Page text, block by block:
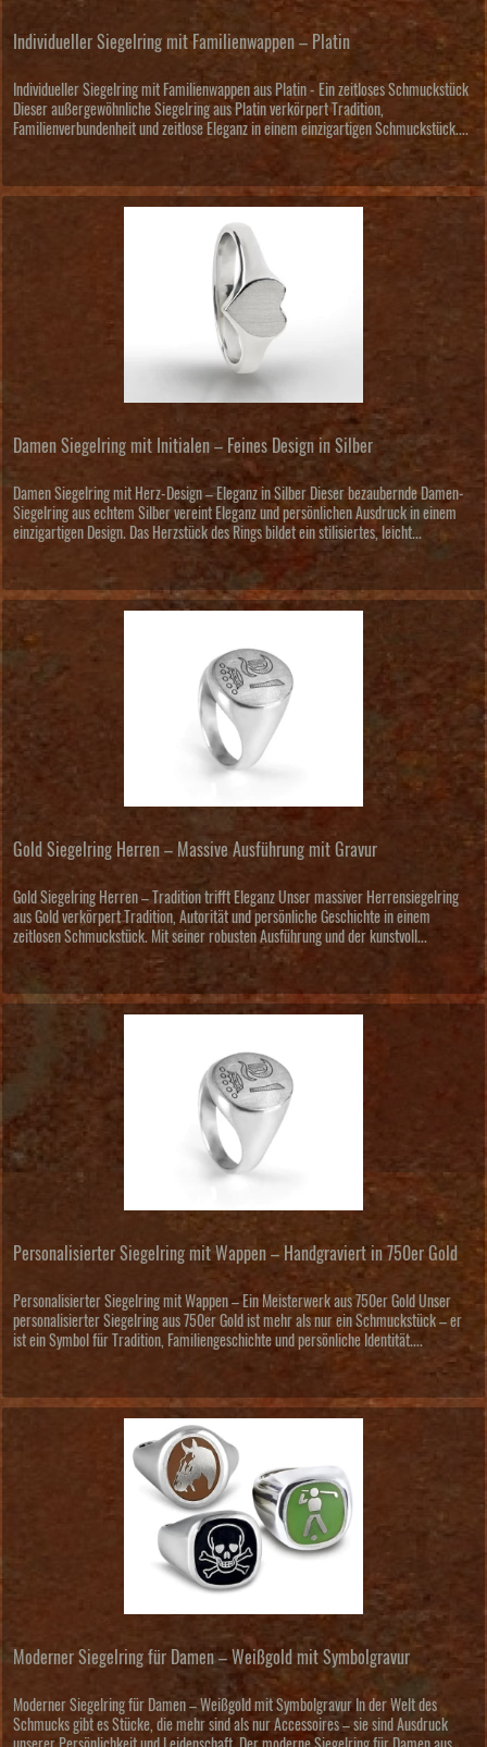
Individueller Siegelring mit Familienwappen – Platin
Individueller Siegelring mit Familienwappen aus Platin - Ein zeitloses Schmuckstück
Dieser außergewöhnliche Siegelring aus Platin verkörpert Tradition,
Familienverbundenheit und zeitlose Eleganz in einem einzigartigen Schmuckstück....
Damen Siegelring mit Initialen – Feines Design in Silber
Damen Siegelring mit Herz-Design – Eleganz in Silber Dieser bezaubernde Damen-
Siegelring aus echtem Silber vereint Eleganz und persönlichen Ausdruck in einem
einzigartigen Design. Das Herzstück des Rings bildet ein stilisiertes, leicht...
Gold Siegelring Herren – Massive Ausführung mit Gravur
Gold Siegelring Herren – Tradition trifft Eleganz Unser massiver Herrensiegelring
aus Gold verkörpert Tradition, Autorität und persönliche Geschichte in einem
zeitlosen Schmuckstück. Mit seiner robusten Ausführung und der kunstvoll...
Personalisierter Siegelring mit Wappen – Handgraviert in 750er Gold
Personalisierter Siegelring mit Wappen – Ein Meisterwerk aus 750er Gold Unser
personalisierter Siegelring aus 750er Gold ist mehr als nur ein Schmuckstück – er
ist ein Symbol für Tradition, Familiengeschichte und persönliche Identität....
Moderner Siegelring für Damen – Weißgold mit Symbolgravur
Moderner Siegelring für Damen – Weißgold mit Symbolgravur In der Welt des
Schmucks gibt es Stücke, die mehr sind als nur Accessoires – sie sind Ausdruck